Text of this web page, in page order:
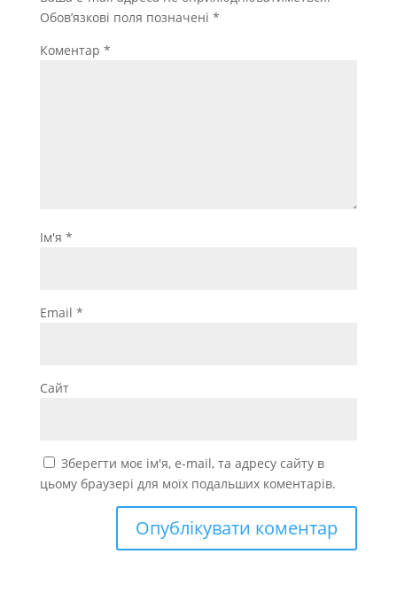
Обов’язкові поля позначені *
Коментар *
Ім'я *
Email *
Сайт
Зберегти моє ім'я, e-mail, та адресу сайту в
цьому браузері для моїх подальших коментарів.